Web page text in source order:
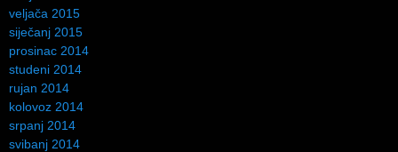
veljača 2015
siječanj 2015
prosinac 2014
studeni 2014
rujan 2014
kolovoz 2014
srpanj 2014
svibanj 2014